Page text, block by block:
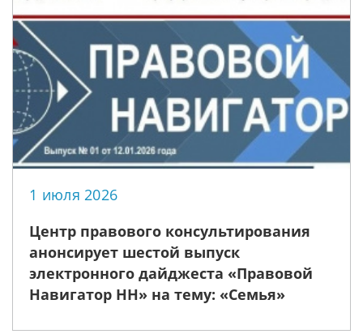
1 июля 2026
Центр правового консультирования
анонсирует шестой выпуск
электронного дайджеста «Правовой
Навигатор НН» на тему: «Семья»